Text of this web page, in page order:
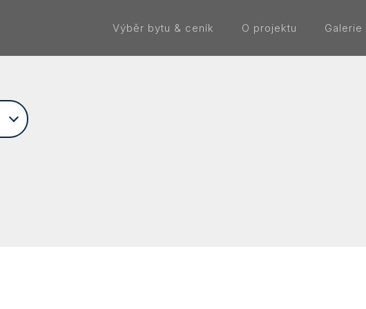
Výběr bytu & ceník O projektu Galerie